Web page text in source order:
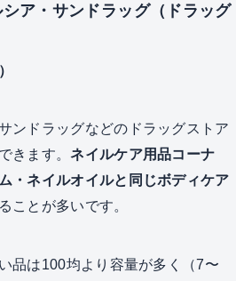
ア・サンドラッグ（ドラッグ
ンドラッグなどのドラッグストア
きます。ネイルケア用品コーナ
・ネイルオイルと同じボディケア
ことが多いです。
品は100均より容量が多く（7〜